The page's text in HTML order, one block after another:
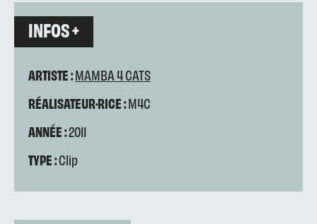
INFOS +
ARTISTE :MAMBA 4 CATS
RÉALISATEUR·RICE :M4C
ANNÉE :2011
TYPE :Clip